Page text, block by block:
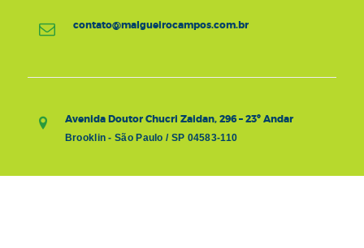
contato@malgueirocampos.com.br
Avenida Doutor Chucri Zaidan, 296 – 23º Andar
Brooklin - São Paulo / SP 04583-110